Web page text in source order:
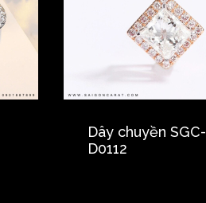
Dây chuyền SGC-
D0112